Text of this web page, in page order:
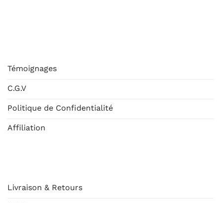
Témoignages
C.G.V
Politique de Confidentialité
Affiliation
Livraison & Retours